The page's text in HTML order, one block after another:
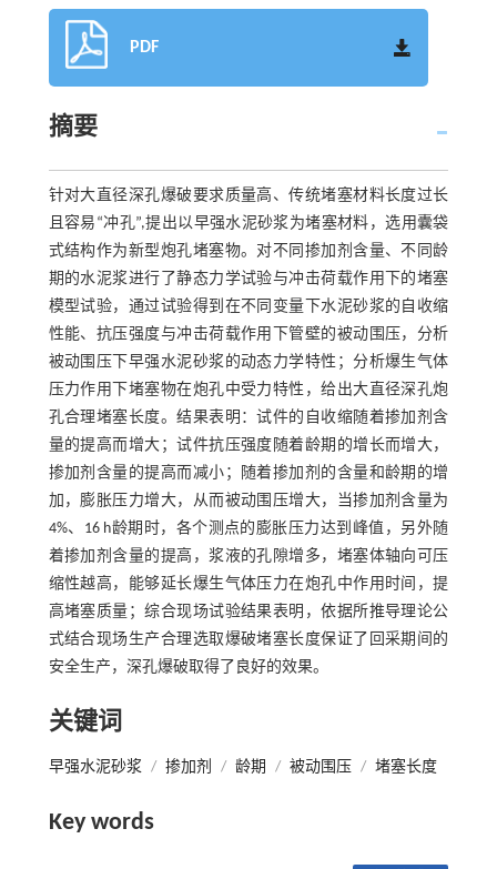
PDF
摘要
针对大直径深孔爆破要求质量高、传统堵塞材料长度过长
且容易“冲孔”,提出以早强水泥砂浆为堵塞材料，选用囊袋
式结构作为新型炮孔堵塞物。对不同掺加剂含量、不同龄
期的水泥浆进行了静态力学试验与冲击荷载作用下的堵塞
模型试验，通过试验得到在不同变量下水泥砂浆的自收缩
性能、抗压强度与冲击荷载作用下管壁的被动围压，分析
被动围压下早强水泥砂浆的动态力学特性；分析爆生气体
压力作用下堵塞物在炮孔中受力特性，给出大直径深孔炮
孔合理堵塞长度。结果表明：试件的自收缩随着掺加剂含
量的提高而增大；试件抗压强度随着龄期的增长而增大，
掺加剂含量的提高而减小；随着掺加剂的含量和龄期的增
加，膨胀压力增大，从而被动围压增大，当掺加剂含量为
4%、16 h龄期时，各个测点的膨胀压力达到峰值，另外随
着掺加剂含量的提高，浆液的孔隙增多，堵塞体轴向可压
缩性越高，能够延长爆生气体压力在炮孔中作用时间，提
高堵塞质量；综合现场试验结果表明，依据所推导理论公
式结合现场生产合理选取爆破堵塞长度保证了回采期间的
安全生产，深孔爆破取得了良好的效果。
关键词
早强水泥砂浆 / 掺加剂 / 龄期 / 被动围压 / 堵塞长度
Key words